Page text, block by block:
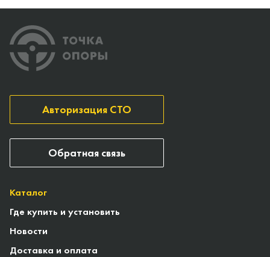
Каталог
Где купить и установить
Новости
Доставка и оплата
Авторизация СТО
Обратная связь